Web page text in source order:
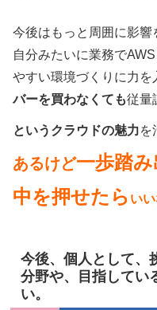
今後はもっと周囲に影
自分みたいに業務で
やすい環境づくりに力を
バーを買わなくても従量
というクラウドの魅力を
あるけど一歩踏
中を押せたら いい
今後、個人として、
分野や、目指してい
い。